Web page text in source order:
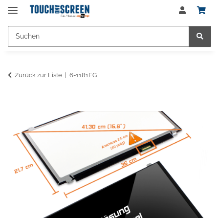
Zurück zur Liste 6-1181EG